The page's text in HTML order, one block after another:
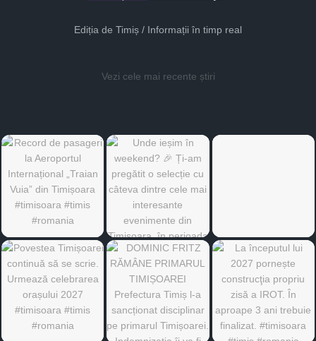
Ediția de Timiș / Informații în timp real
Vezi cele mai recente știri